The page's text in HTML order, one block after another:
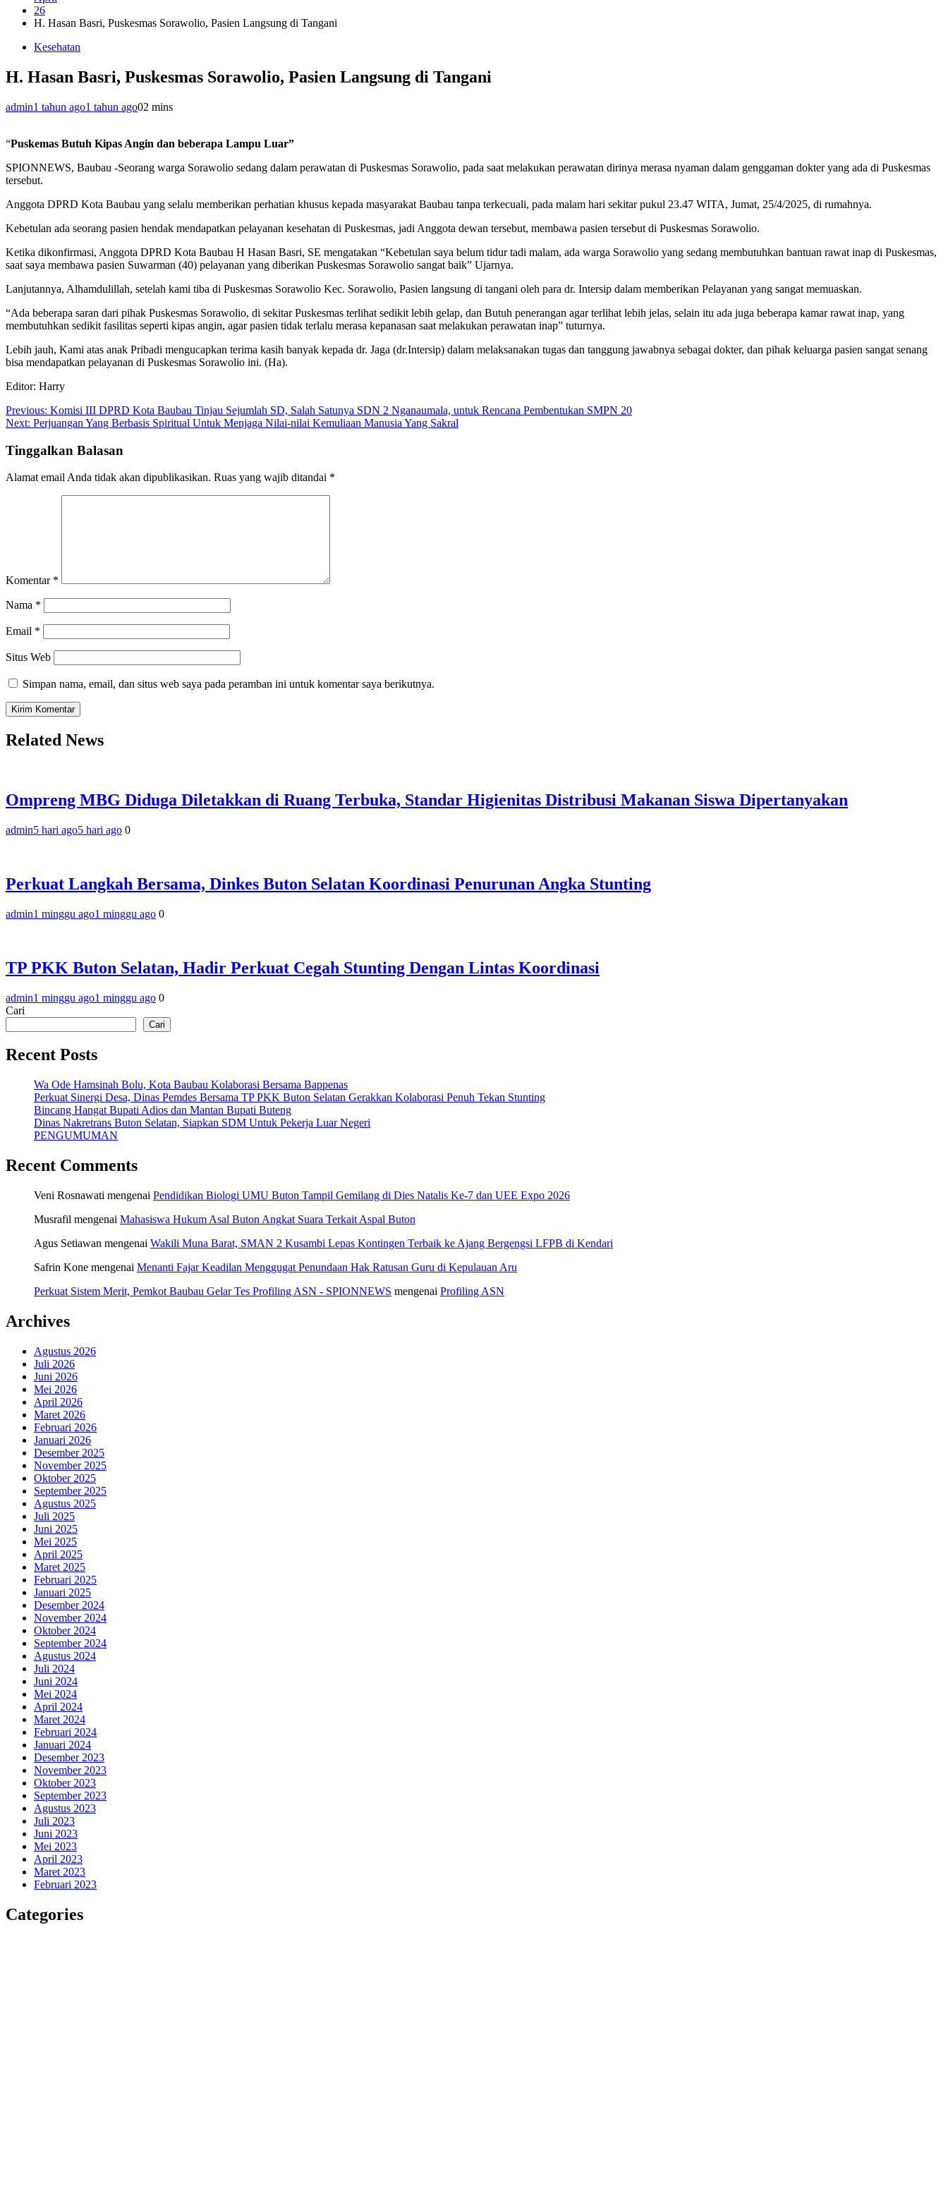
26
H. Hasan Basri, Puskesmas Sorawolio, Pasien Langsung di Tangani
Kesehatan
H. Hasan Basri, Puskesmas Sorawolio, Pasien Langsung di Tangani
admin1 tahun ago1 tahun ago02 mins
“Puskemas Butuh Kipas Angin dan beberapa Lampu Luar”
SPIONNEWS, Baubau -Seorang warga Sorawolio sedang dalam perawatan di Puskesmas Sorawolio, pada saat melakukan perawatan dirinya merasa nyaman dalam genggaman dokter yang ada di Puskesmas
tersebut.
Anggota DPRD Kota Baubau yang selalu memberikan perhatian khusus kepada masyarakat Baubau tanpa terkecuali, pada malam hari sekitar pukul 23.47 WITA, Jumat, 25/4/2025, di rumahnya.
Kebetulan ada seorang pasien hendak mendapatkan pelayanan kesehatan di Puskesmas, jadi Anggota dewan tersebut, membawa pasien tersebut di Puskesmas Sorawolio.
Ketika dikonfirmasi, Anggota DPRD Kota Baubau H Hasan Basri, SE mengatakan “Kebetulan saya belum tidur tadi malam, ada warga Sorawolio yang sedang membutuhkan bantuan rawat inap di Puskesmas,
saat saya membawa pasien Suwarman (40) pelayanan yang diberikan Puskesmas Sorawolio sangat baik” Ujarnya.
Lanjutannya, Alhamdulillah, setelah kami tiba di Puskesmas Sorawolio Kec. Sorawolio, Pasien langsung di tangani oleh para dr. Intersip dalam memberikan Pelayanan yang sangat memuaskan.
“Ada beberapa saran dari pihak Puskesmas Sorawolio, di sekitar Puskesmas terlihat sedikit lebih gelap, dan Butuh penerangan agar terlihat lebih jelas, selain itu ada juga beberapa kamar rawat inap, yang
membutuhkan sedikit fasilitas seperti kipas angin, agar pasien tidak terlalu merasa kepanasan saat melakukan perawatan inap” tuturnya.
Lebih jauh, Kami atas anak Pribadi mengucapkan terima kasih banyak kepada dr. Jaga (dr.Intersip) dalam melaksanakan tugas dan tanggung jawabnya sebagai dokter, dan pihak keluarga pasien sangat senang
bisa mendapatkan pelayanan di Puskesmas Sorawolio ini. (Ha).
Editor: Harry
Navigasi
pos
Previous: Komisi III DPRD Kota Baubau Tinjau Sejumlah SD, Salah Satunya SDN 2 Nganaumala, untuk Rencana Pembentukan SMPN 20
Next: Perjuangan Yang Berbasis Spiritual Untuk Menjaga Nilai-nilai Kemuliaan Manusia Yang Sakral
Tinggalkan Balasan
Alamat email Anda tidak akan dipublikasikan. Ruas yang wajib ditandai *
Komentar *
Nama *
Email *
Situs Web
Simpan nama, email, dan situs web saya pada peramban ini untuk komentar saya berikutnya.
Related News
Ompreng MBG Diduga Diletakkan di Ruang Terbuka, Standar Higienitas Distribusi Makanan Siswa Dipertanyakan
admin5 hari ago5 hari ago 0
Perkuat Langkah Bersama, Dinkes Buton Selatan Koordinasi Penurunan Angka Stunting
admin1 minggu ago1 minggu ago 0
TP PKK Buton Selatan, Hadir Perkuat Cegah Stunting Dengan Lintas Koordinasi
admin1 minggu ago1 minggu ago 0
Cari
Cari
Recent Posts
Wa Ode Hamsinah Bolu, Kota Baubau Kolaborasi Bersama Bappenas
Perkuat Sinergi Desa, Dinas Pemdes Bersama TP PKK Buton Selatan Gerakkan Kolaborasi Penuh Tekan Stunting
Bincang Hangat Bupati Adios dan Mantan Bupati Buteng
Dinas Nakretrans Buton Selatan, Siapkan SDM Untuk Pekerja Luar Negeri
PENGUMUMAN
Recent Comments
Veni Rosnawati mengenai Pendidikan Biologi UMU Buton Tampil Gemilang di Dies Natalis Ke-7 dan UEE Expo 2026
Musrafil mengenai Mahasiswa Hukum Asal Buton Angkat Suara Terkait Aspal Buton
Agus Setiawan mengenai Wakili Muna Barat, SMAN 2 Kusambi Lepas Kontingen Terbaik ke Ajang Bergengsi LFPB di Kendari
Safrin Kone mengenai Menanti Fajar Keadilan Menggugat Penundaan Hak Ratusan Guru di Kepulauan Aru
Perkuat Sistem Merit, Pemkot Baubau Gelar Tes Profiling ASN - SPIONNEWS mengenai Profiling ASN
Archives
Agustus 2026
Juli 2026
Juni 2026
Mei 2026
April 2026
Maret 2026
Februari 2026
Januari 2026
Desember 2025
November 2025
Oktober 2025
September 2025
Agustus 2025
Juli 2025
Juni 2025
Mei 2025
April 2025
Maret 2025
Februari 2025
Januari 2025
Desember 2024
November 2024
Oktober 2024
September 2024
Agustus 2024
Juli 2024
Juni 2024
Mei 2024
April 2024
Maret 2024
Februari 2024
Januari 2024
Desember 2023
November 2023
Oktober 2023
September 2023
Agustus 2023
Juli 2023
Juni 2023
Mei 2023
April 2023
Maret 2023
Februari 2023
Categories